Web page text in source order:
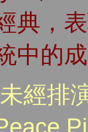
典，
中的
經排
Peace